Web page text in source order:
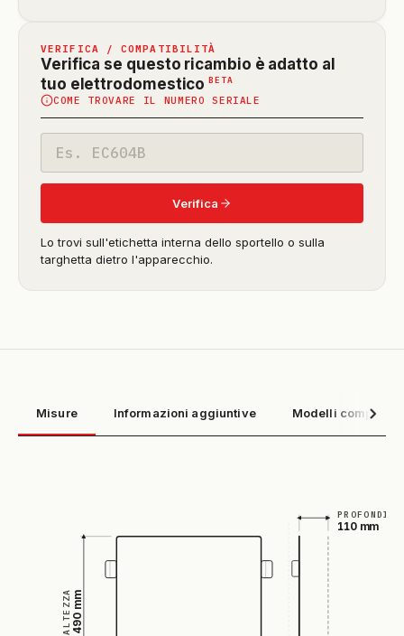
VERIFICA / COMPATIBILITÀ
Verifica se questo ricambio è adatto al
tuo elettrodomestico BETA
in
beta)
COME TROVARE IL NUMERO SERIALE
modello
Verifica
Lo trovi sull'etichetta interna dello sportello o sulla
targhetta dietro l'apparecchio.
Misure Informazioni aggiuntive Modelli
ALTEZZA490 mm
PROFONDITÀ
110 mm